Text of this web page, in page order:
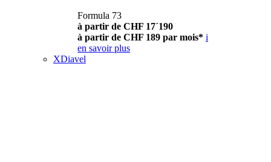
Formula 73
à partir de CHF 17´190
à partir de CHF 189 par mois* i
en savoir plus
XDiavel